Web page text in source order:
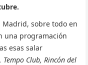
Madrid, sobre todo en
una programación
esas salar
Tempo Club, Rincón del